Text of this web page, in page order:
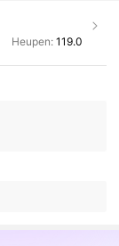
Heupen: 119.0